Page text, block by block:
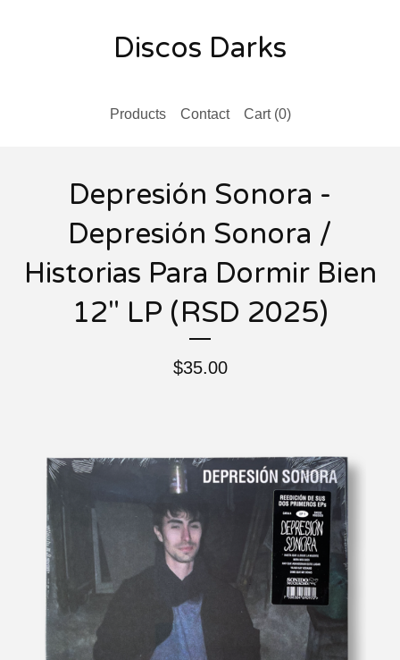
Discos Darks
Products Contact Cart (0)
Depresión Sonora -
Depresión Sonora /
Historias Para Dormir Bien
12" LP (RSD 2025)
$35.00